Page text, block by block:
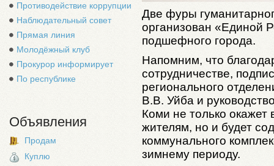
Противодействие коррупции
Наблюдательный совет
Прямая линия
Молодёжный клуб
Прокурор информирует
По республике
Объявления
Продам
Куплю
Две фуры
организован «Единой
подшефного города.
Напомним, что
сотрудничестве,
регионального
В.В. Уйба и
Коми не только
жителям, но и будет
коммунального
зимнему периоду.